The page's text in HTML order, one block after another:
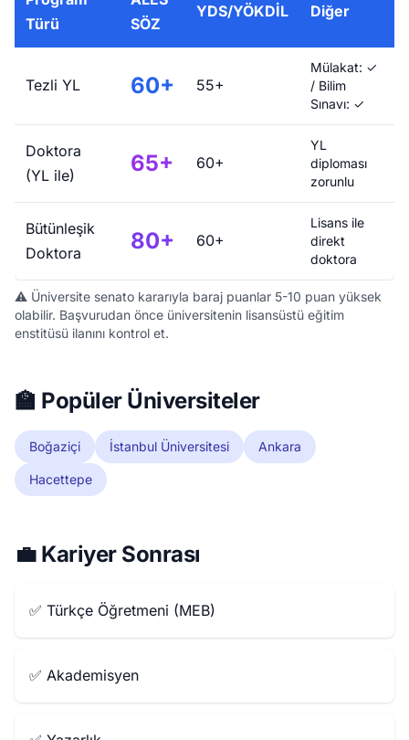
Türü
SÖZ
YDS/YÖKDİL Diğer
Tezli YL 60+ 55+
Mülakat: ✓
/ Bilim
Sınavı: ✓
Doktora
(YL ile)
65+ 60+
YL
diploması
zorunlu
Bütünleşik
Doktora
80+ 60+
Lisans ile
direkt
doktora
⚠️ Üniversite senato kararıyla baraj puanlar 5-10 puan yüksek
olabilir. Başvurudan önce üniversitenin lisansüstü eğitim
enstitüsü ilanını kontrol et.
🏫 Popüler Üniversiteler
Boğaziçi İstanbul Üniversitesi Ankara
Hacettepe
💼 Kariyer Sonrası
✅ Türkçe Öğretmeni (MEB)
✅ Akademisyen